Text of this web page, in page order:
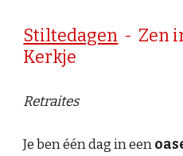
Stiltedagen - Zen
Kerkje
Retraites
Je ben één dag in een